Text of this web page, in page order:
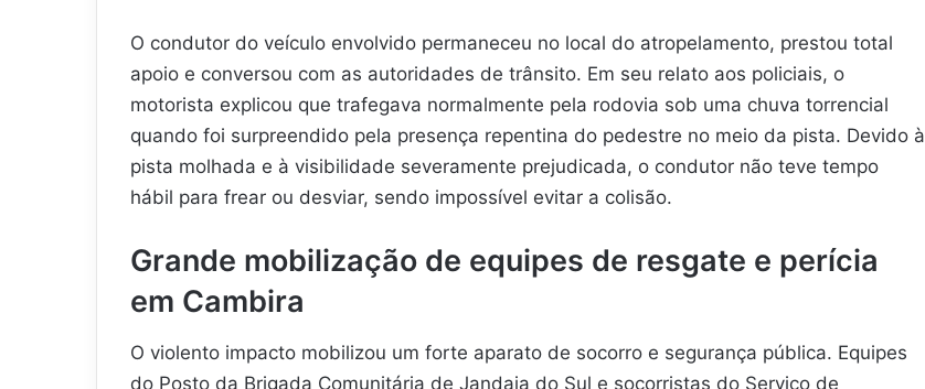
O condutor do veículo envolvido permaneceu no local do atropelamento, prestou total
apoio e conversou com as autoridades de trânsito. Em seu relato aos policiais, o
motorista explicou que trafegava normalmente pela rodovia sob uma chuva torrencial
quando foi surpreendido pela presença repentina do pedestre no meio da pista. Devido à
pista molhada e à visibilidade severamente prejudicada, o condutor não teve tempo
hábil para frear ou desviar, sendo impossível evitar a colisão.
Grande mobilização de equipes de resgate e perícia
em Cambira
O violento impacto mobilizou um forte aparato de socorro e segurança pública. Equipes
do Posto da Brigada Comunitária de Jandaia do Sul e socorristas do Serviço de